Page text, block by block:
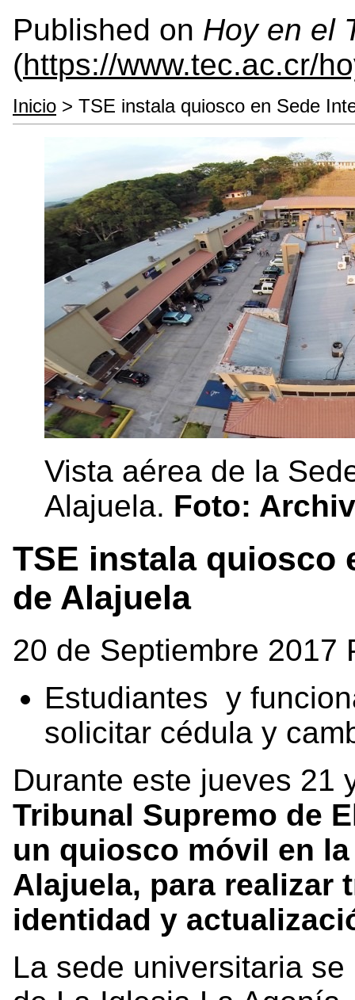
Published on Hoy en el
(https://www.tec.ac.cr/
Inicio > TSE instala quiosco en Sede
Vista aérea de la
Alajuela. Foto:
TSE instala quiosco
de Alajuela
20 de Septiembre 2017
Estudiantes y
solicitar cédula y
Durante este jueves 21
Tribunal Supremo de
un quiosco móvil en
Alajuela, para realizar
identidad y
La sede universitaria